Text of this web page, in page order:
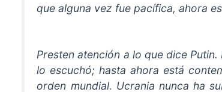
que alguna vez fue pacífica, ahora
Presten atención a lo que dice
lo escuchó; hasta ahora está
orden mundial. Ucrania nunca ha